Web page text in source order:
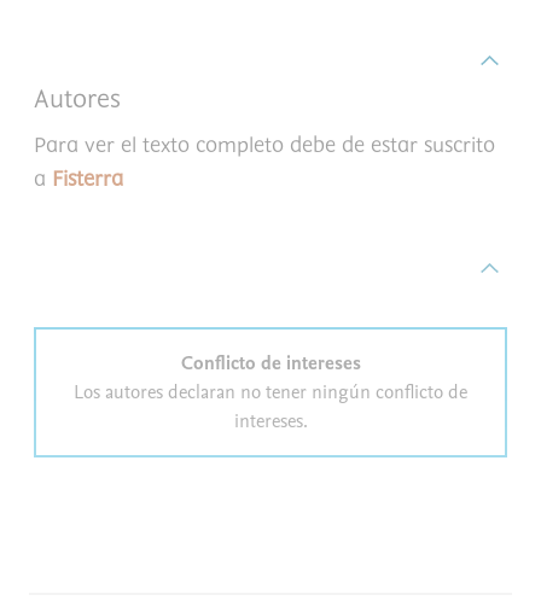
Autores
Para ver el texto completo debe de estar suscrito
a Fisterra
Conflicto de intereses
Los autores declaran no tener ningún conflicto de
intereses.